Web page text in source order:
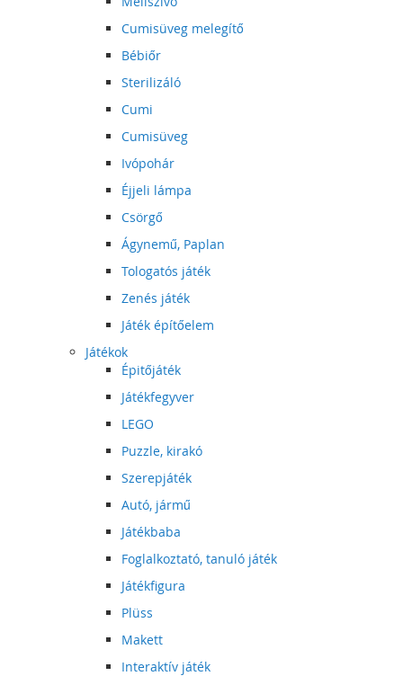
Cumisüveg melegítő
Bébiőr
Sterilizáló
Cumi
Cumisüveg
Ivópohár
Éjjeli lámpa
Csörgő
Ágynemű, Paplan
Tologatós játék
Zenés játék
Játék építőelem
Játékok
Épitőjáték
Játékfegyver
LEGO
Puzzle, kirakó
Szerepjáték
Autó, jármű
Játékbaba
Foglalkoztató, tanuló játék
Játékfigura
Plüss
Makett
Interaktív játék